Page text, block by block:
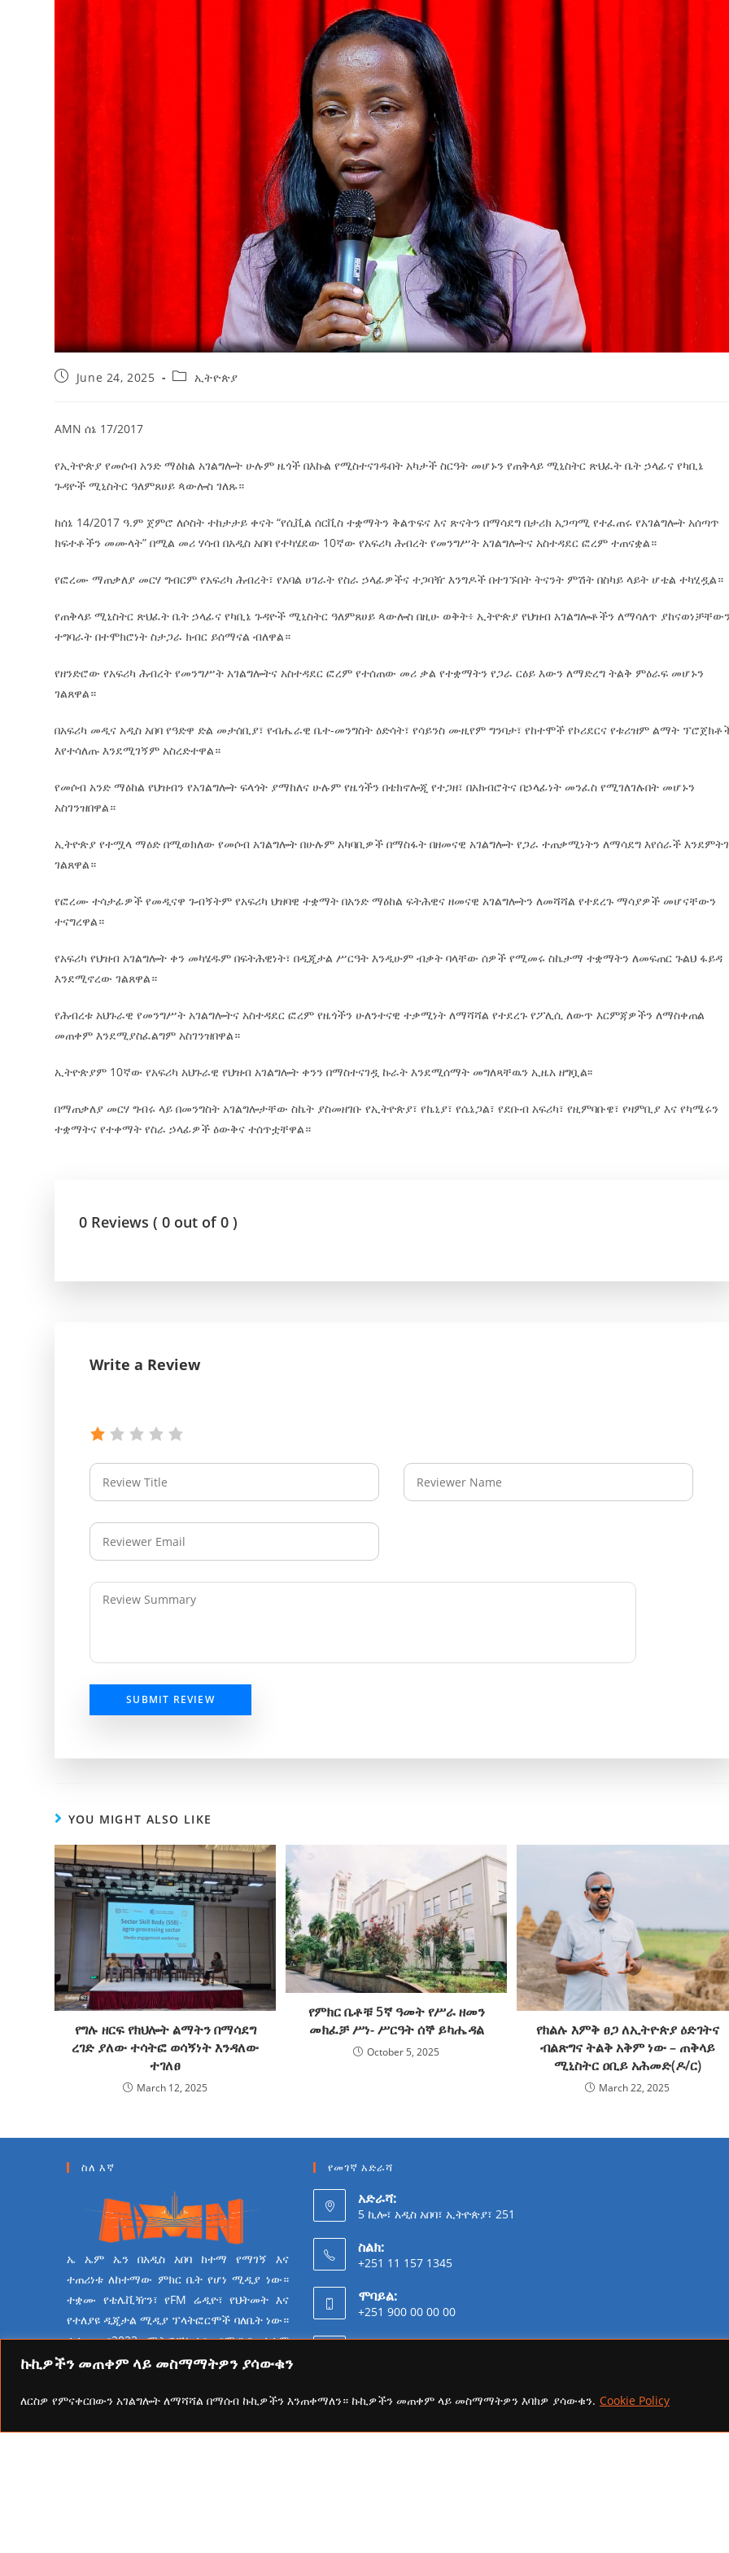
ኩኪዎችን መጠቀም ላይ መስማማትዎን ያሳውቁን
ለርስዎ የምናቀርበውን አገልግሎት ለማሻሻል በማሰብ ኩኪዎችን እንጠቀማለን። ኩኪዎችን መጠቀም ላይ መስማማትዎን እባክዎ ያሳውቁን. Cookie Policy
የቤኒን የዲጂታል ትራንስፎርሜሽን እና ኢኖቬሽን
ሚኒስትር ማሁና አክፕሎጋን የኢፌዴሪ መሶብ
አገልግሎትን ጎበኙ
August 5, 2026
2ኛው የአዲስ ሚዲያ ኔትዎርክ አመራሮች እና
ሠራተኞች ስፖርት ፌስቲቫል በቴሌቪዥን ዘርፍ
አዲስ ሚዲያ ኔትዎርክ በይዘት ስራዎቹ
October 17, 2025
June 24, 2025 ኢትዮጵያ
AMN ሰኔ 17/2017
የኢትዮጵያ የመሶብ አንድ ማዕከል አገልግሎት ሁሉም ዜጎች በእኩል የሚስተናገዱበት አካታች ስርዓት መሆኑን የጠቅላይ ሚኒስትር ጽህፈት ቤት ኃላፊና የካቢኔ
ጉዳዮች ሚኒስትር ዓለምጸሀይ ጳውሎስ ገለጹ።
ከሰኔ 14/2017 ዓ.ም ጀምሮ ለሶስት ተከታታይ ቀናት “የሲቪል ሰርቪስ ተቋማትን ቅልጥፍና እና ጽናትን በማሳደግ በታሪክ አጋጣሚ የተፈጠሩ የአገልግሎት አሰጣጥ
ክፍተቶችን መሙላት” በሚል መሪ ሃሳብ በአዲስ አበባ የተካሄደው 10ኛው የአፍሪካ ሕብረት የመንግሥት አገልግሎትና አስተዳደር ፎረም ተጠናቋል።
የፎረሙ ማጠቃለያ መርሃ ግብርም የአፍሪካ ሕብረት፣ የአባል ሀገራት የስራ ኃላፊዎችና ተጋባዥ እንግዶች በተገኙበት ትናንት ምሽት በስካይ ላይት ሆቴል ተካሂዷል።
የጠቅላይ ሚኒስትር ጽህፈት ቤት ኃላፊና የካቢኔ ጉዳዮች ሚኒስትር ዓለምጸሀይ ጳውሎስ በዚሁ ወቅት፥ ኢትዮጵያ የህዝብ አገልግሎቶችን ለማሳለጥ
ተግባራት በተሞክሮነት ስታጋራ ክብር ይሰማናል ብለዋል።
የዘንድሮው የአፍሪካ ሕብረት የመንግሥት አገልግሎትና አስተዳደር ፎረም የተሰጠው መሪ ቃል የተቋማትን የጋራ ርዕይ እውን ለማድረግ ትልቅ ምዕራፍ መሆኑን
ገልጸዋል።
በአፍሪካ መዲና አዲስ አበባ የዓድዋ ድል መታሰቢያ፣ የብሔራዊ ቤተ-መንግስት ዕድሳት፣ የሳይንስ ሙዚየም ግንባታ፣ የከተሞች የኮሪደርና የቱሪዝም ልማት
እየተሳለጡ እንደሚገኝም አስረድተዋል።
የመሶብ አንድ ማዕከል የህዝብን የአገልግሎት ፍላጎት ያማከለና ሁሉም የዜጎችን በቴክኖሎጂ የተጋዘ፣ በአክብሮትና በኃላፊነት መንፈስ የሚገለገሉበት መሆኑን
አስገንዝበዋል።
ኢትዮጵያ የተሟላ ማዕድ በሚወክለው የመሶብ አገልግሎት በሁሉም አካባቢዎች በማስፋት በዘመናዊ አገልግሎት የጋራ ተጠቃሚነትን ለማሳደግ እየሰራች
ገልጸዋል።
የፎረሙ ተሳታፊዎች የመዲናዋ ጉብኝትም የአፍሪካ ህዝባዊ ተቋማት በአንድ ማዕከል ፍትሕዊና ዘመናዊ አገልግሎትን ለመሻሻል የተደረጉ ማሳያዎች መሆናቸውን
ተናግረዋል።
የአፍሪካ የህዝብ አገልግሎት ቀን መካሄዱም በፍትሕዊነት፣ በዲጂታል ሥርዓት እንዲሁም ብቃት ባላቸው ሰዎች የሚመሩ ስኬታማ ተቋማትን ለመፍጠር ጉልህ ፋይዳ
እንደሚኖረው ገልጸዋል።
የሕብረቱ አህጉራዊ የመንግሥት አገልግሎትና አስተዳደር ፎረም የዜጎችን ሁለንተናዊ ተቃሚነት ለማሻሻል የተደረጉ የፖሊሲ ለውጥ እርምጃዎችን ለማስቀጠል
መጠቀም እንደሚያስፈልግም አስገንዝበዋል።
ኢትዮጵያም 10ኛው የአፍሪካ አህጉራዊ የህዝብ አገልግሎት ቀንን በማስተናገዷ ኩራት እንደሚሰማት መግለጻቸዉን ኢዜአ ዘግቧል፡፡
በማጠቃለያ መርሃ ግብሩ ላይ በመንግስት አገልግሎታቸው ስኬት ያስመዘገቡ የኢትዮጵያ፣ የኬኒያ፣ የሴኔጋል፣ የደቡብ አፍሪካ፣ የዚምባቡዌ፣ የዛምቢያ እና የካሜሩን
ተቋማትና የተቀማት የስራ ኃላፊዎች ዕውቅና ተሰጥቷቸዋል።
0 Reviews ( 0 out of 0 )
Write a Review
SUBMIT REVIEW
YOU MIGHT ALSO LIKE
የግሉ ዘርፍ የክህሎት ልማትን በማሳደግ
ረገድ ያለው ተሳትፎ ወሳኝነት እንዳለው
ተገለፀ
March 12, 2025
የምክር ቤቶቹ 5ኛ ዓመት የሥራ ዘመን
መክፈቻ ሥነ- ሥርዓት ሰኞ ይካሔዳል
October 5, 2025
የክልሉ እምቅ ፀጋ ለኢትዮጵያ ዕድገትና
ብልጽግና ትልቅ አቅም ነው – ጠቅላይ
ሚኒስትር ዐቢይ አሕመድ(ዶ/ር)
March 22, 2025
ስለ እኛ
ኤ ኤም ኤን በአዲስ አበባ ከተማ የማገኝ እና
ተጠሪነቱ ለከተማው ምክር ቤት የሆነ ሚዲያ ነው።
ተቋሙ የቴሌቪዥን፣ የFM ሬዲዮ፣ የህትመት እና
የተለያዩ ዲጂታል ሚዲያ ፕላትፎርሞች ባለቤት ነው።
ተቋሙ በ2023 ሜትሮፖሊታን የሚዲያ ተቋም
የመሆን ራዕይ ሰንቆ የይዘት
የመገኛ አድራሻ
አድራሻ:
5 ኪሎ፣ አዲስ አበባ፣ ኢትዮጵያ፣ 251
ስልክ:
+251 11 157 1345
ሞባይል:
+251 900 00 00 00
ፋክስ:
ኢሜይል:
addisaammaa@gmail.com